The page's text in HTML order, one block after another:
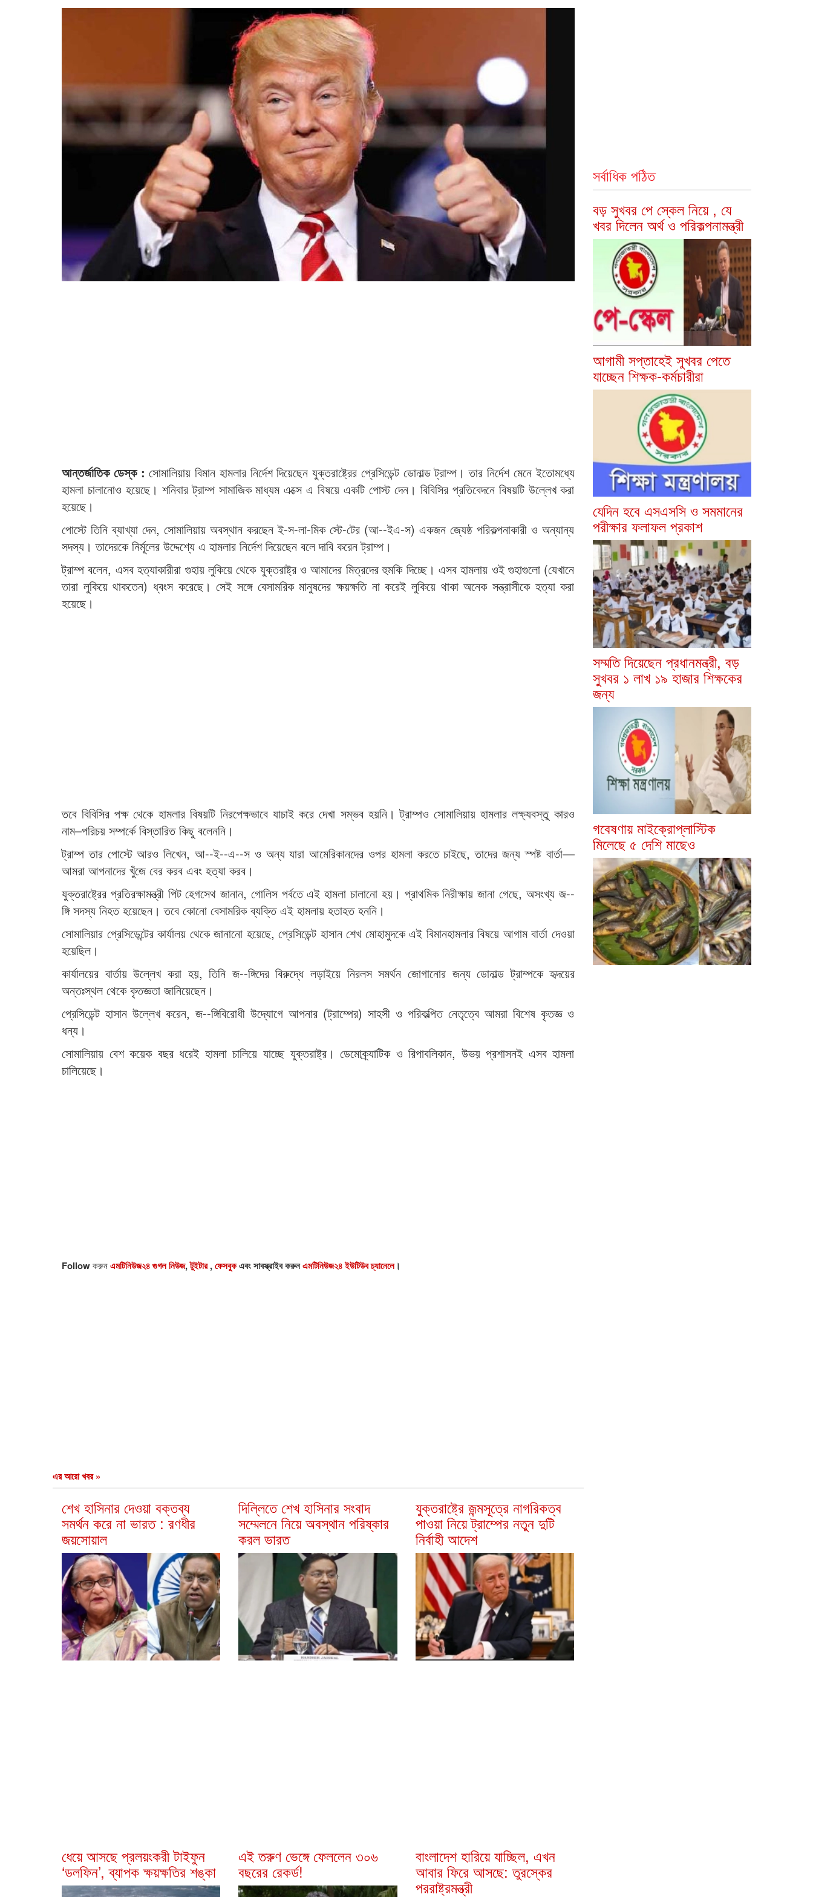
আন্তর্জাতিক ডেস্ক :সোমালিয়ায় বিমান হামলার নির্দেশ দিয়েছেন যুক্তরাষ্ট্রের প্রেসিডেন্ট ডোনাল্ড ট্রাম্প। তার নির্দেশ মেনে ইতোমধ্যে
হামলা চালানোও হয়েছে। শনিবার ট্রাম্প সামাজিক মাধ্যম এক্সে এ বিষয়ে একটি পোস্ট দেন। বিবিসির প্রতিবেদনে বিষয়টি উল্লেখ করা
হয়েছে।
পোস্টে তিনি ব্যাখ্যা দেন, সোমালিয়ায় অবস্থান করছেন ই-স-লা-মিক স্টে-টের (আ--ইএ-স) একজন জ্যেষ্ঠ পরিকল্পনাকারী ও অন্যান্য
সদস্য। তাদেরকে নির্মূলের উদ্দেশ্যে এ হামলার নির্দেশ দিয়েছেন বলে দাবি করেন ট্রাম্প।
ট্রাম্প বলেন, এসব হত্যাকারীরা গুহায় লুকিয়ে থেকে যুক্তরাষ্ট্র ও আমাদের মিত্রদের হুমকি দিচ্ছে। এসব হামলায় ওই গুহাগুলো (যেখানে
তারা লুকিয়ে থাকতেন) ধ্বংস করেছে। সেই সঙ্গে বেসামরিক মানুষদের ক্ষয়ক্ষতি না করেই লুকিয়ে থাকা অনেক সন্ত্রাসীকে হত্যা করা
হয়েছে।
তবে বিবিসির পক্ষ থেকে হামলার বিষয়টি নিরপেক্ষভাবে যাচাই করে দেখা সম্ভব হয়নি। ট্রাম্পও সোমালিয়ায় হামলার লক্ষ্যবস্তু কারও
নাম–পরিচয় সম্পর্কে বিস্তারিত কিছু বলেননি।
ট্রাম্প তার পোস্টে আরও লিখেন, আ--ই--এ--স ও অন্য যারা আমেরিকানদের ওপর হামলা করতে চাইছে, তাদের জন্য স্পষ্ট বার্তা—
আমরা আপনাদের খুঁজে বের করব এবং হত্যা করব।
যুক্তরাষ্ট্রের প্রতিরক্ষামন্ত্রী পিট হেগসেথ জানান, গোলিস পর্বতে এই হামলা চালানো হয়। প্রাথমিক নিরীক্ষায় জানা গেছে, অসংখ্য জ--
ঙ্গি সদস্য নিহত হয়েছেন। তবে কোনো বেসামরিক ব্যক্তি এই হামলায় হতাহত হননি।
সোমালিয়ার প্রেসিডেন্টের কার্যালয় থেকে জানানো হয়েছে, প্রেসিডেন্ট হাসান শেখ মোহামুদকে এই বিমানহামলার বিষয়ে আগাম বার্তা দেওয়া
হয়েছিল।
কার্যালয়ের বার্তায় উল্লেখ করা হয়, তিনি জ--ঙ্গিদের বিরুদ্ধে লড়াইয়ে নিরলস সমর্থন জোগানোর জন্য ডোনাল্ড ট্রাম্পকে হৃদয়ের
অন্তঃস্থল থেকে কৃতজ্ঞতা জানিয়েছেন।
প্রেসিডেন্ট হাসান উল্লেখ করেন, জ--ঙ্গিবিরোধী উদ্যোগে আপনার (ট্রাম্পের) সাহসী ও পরিকল্পিত নেতৃত্বে আমরা বিশেষ কৃতজ্ঞ ও
ধন্য।
সোমালিয়ায় বেশ কয়েক বছর ধরেই হামলা চালিয়ে যাচ্ছে যুক্তরাষ্ট্র। ডেমোক্র্যাটিক ও রিপাবলিকান, উভয় প্রশাসনই এসব হামলা
চালিয়েছে।
Followকরুনএমটিনিউজ২৪ গুগল নিউজ,টুইটার,ফেসবুকএবং সাবস্ক্রাইব করুনএমটিনিউজ২৪ ইউটিউব চ্যানেলে।
এর আরো খবর »
শেখ হাসিনার দেওয়া বক্তব্য
সমর্থন করে না ভারত : রণধীর
জয়সোয়াল
দিল্লিতে শেখ হাসিনার সংবাদ
সম্মেলনে নিয়ে অবস্থান পরিষ্কার
করল ভারত
যুক্তরাষ্ট্রে জন্মসূত্রে নাগরিকত্ব
পাওয়া নিয়ে ট্রাম্পের নতুন দুটি
নির্বাহী আদেশ
ধেয়ে আসছে প্রলয়ংকরী টাইফুন
‌‘ডলফিন’, ব্যাপক ক্ষয়ক্ষতির শঙ্কা
এই তরুণ ভেঙ্গে ফেললেন ৩০৬
বছরের রেকর্ড!
বাংলাদেশ হারিয়ে যাচ্ছিল, এখন
আবার ফিরে আসছে: তুরস্কের
পররাষ্ট্রমন্ত্রী
সর্বাধিক পঠিত
বড় সুখবর পে স্কেল নিয়ে , যে
খবর দিলেন অর্থ ও পরিকল্পনামন্ত্রী
আগামী সপ্তাহেই সুখবর পেতে
যাচ্ছেন শিক্ষক-কর্মচারীরা
যেদিন হবে এসএসসি ও সমমানের
পরীক্ষার ফলাফল প্রকাশ
সম্মতি দিয়েছেন প্রধানমন্ত্রী, বড়
সুখবর ১ লাখ ১৯ হাজার শিক্ষকের
জন্য
গবেষণায় মাইক্রোপ্লাস্টিক
মিলেছে ৫ দেশি মাছেও